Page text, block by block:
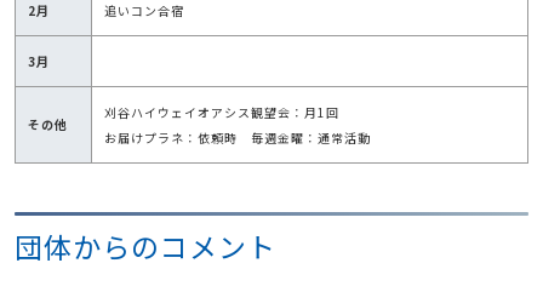
2月 追いコン合宿
3月
その他
刈谷ハイウェイオアシス観望会：月1回
お届けプラネ：依頼時 毎週金曜：通常活動
団体からのコメント